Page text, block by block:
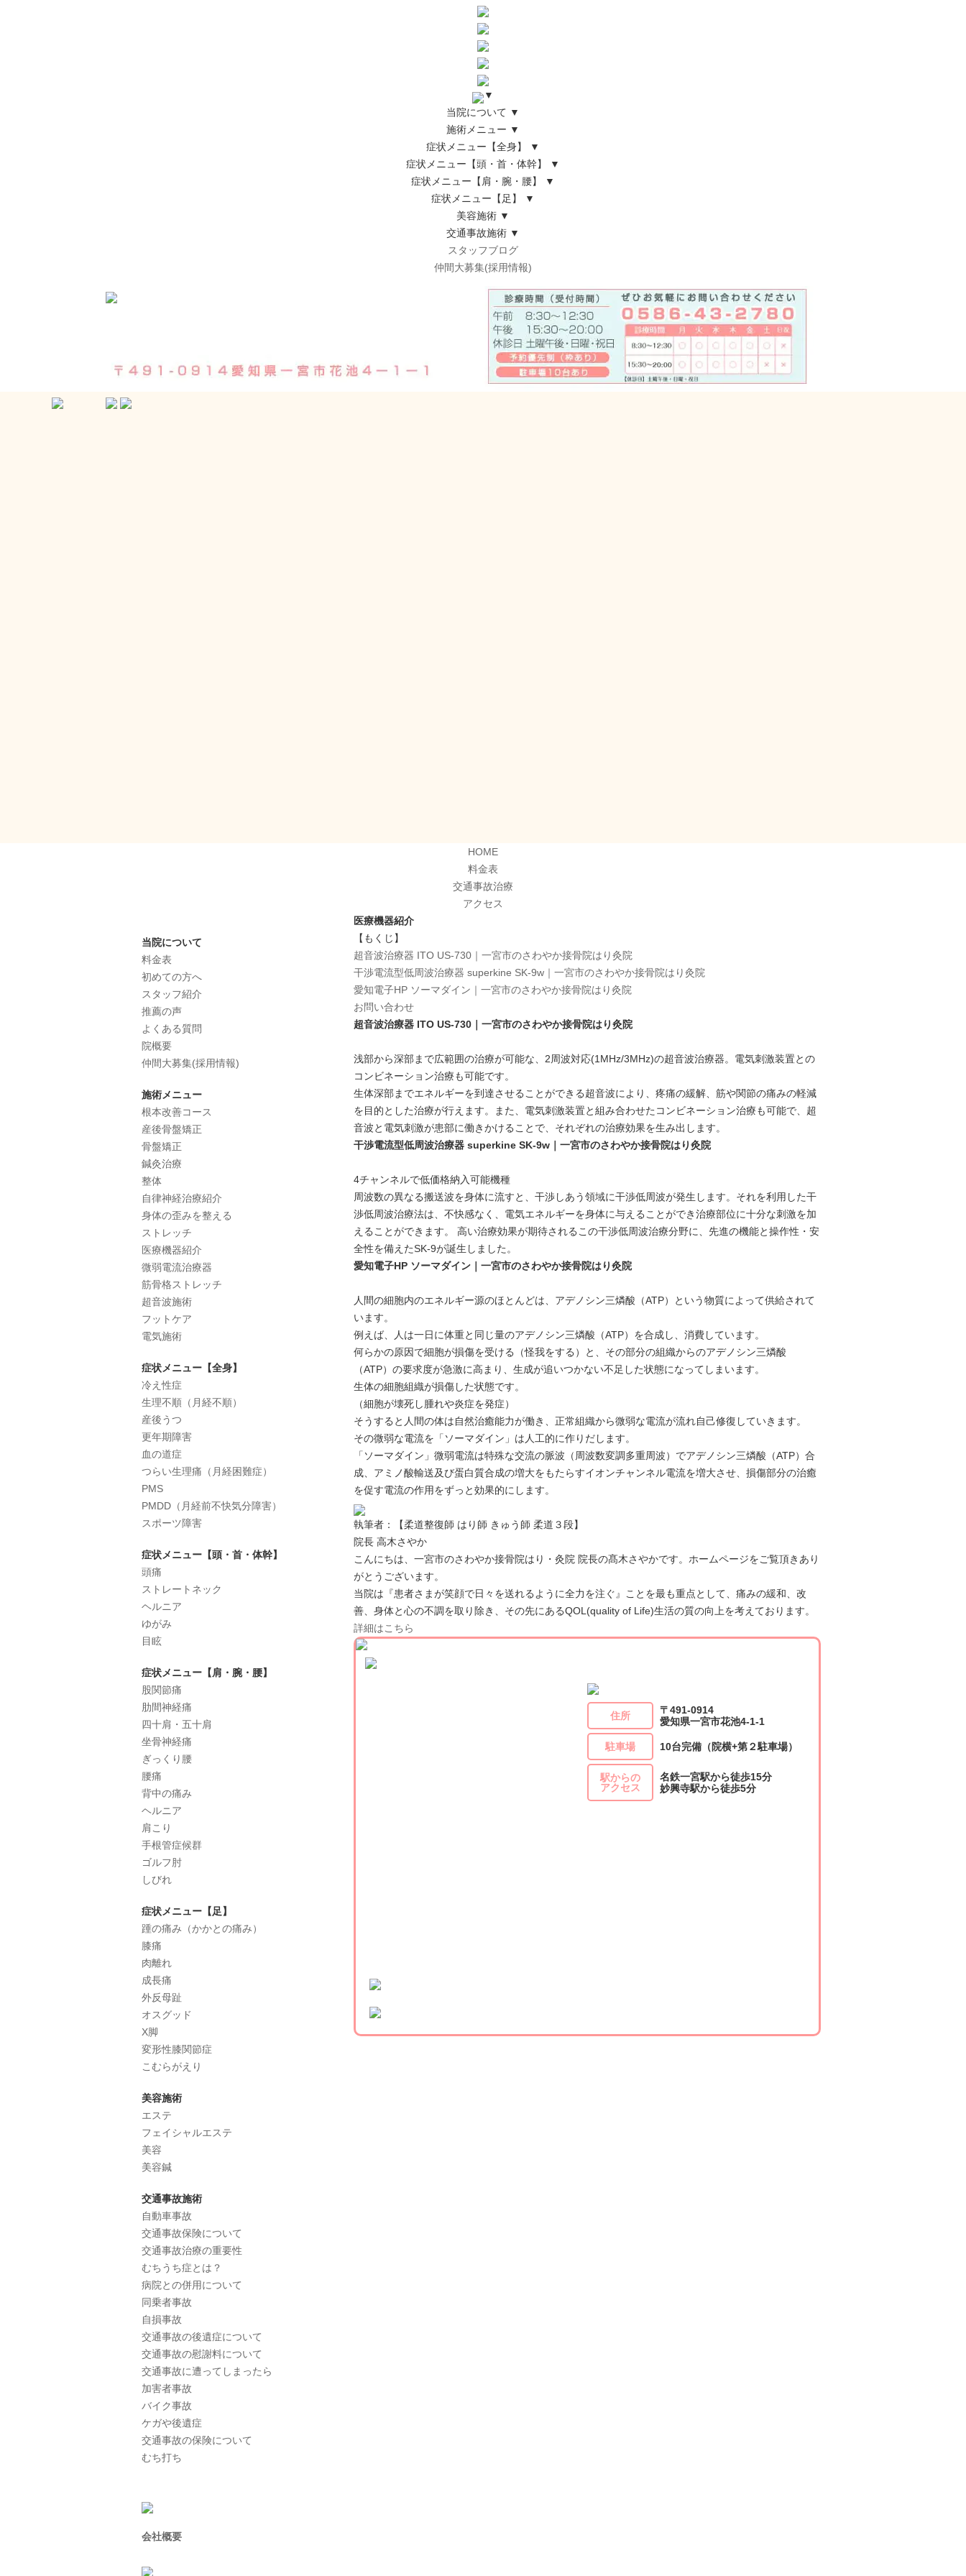
▼
当院について ▼
施術メニュー ▼
症状メニュー【全身】
▼
症状メニュー【頭・首・体幹】
▼
症状メニュー【肩・腕・腰】
▼
症状メニュー【足】
▼
美容施術 ▼
交通事故施術 ▼
スタッフブログ
仲間大募集(採用情報)
HOME
料金表
交通事故治療
アクセス
医療機器紹介
【もくじ】
超音波治療器 ITO US-730｜一宮市のさわやか接骨院はり灸院
干渉電流型低周波治療器 superkine SK-9w｜一宮市のさわやか接骨院はり灸院
愛知電子HP ソーマダイン｜一宮市のさわやか接骨院はり灸院
お問い合わせ
超音波治療器 ITO US-730｜一宮市のさわやか接骨院はり灸院
浅部から深部まで広範囲の治療が可能な、2周波対応(1MHz/3MHz)の超音波治療器。電気刺激装置との
コンビネーション治療も可能です。
生体深部までエネルギーを到達させることができる超音波により、疼痛の緩解、筋や関節の痛みの軽減
を目的とした治療が行えます。また、電気刺激装置と組み合わせたコンビネーション治療も可能で、超
音波と電気刺激が患部に働きかけることで、それぞれの治療効果を生み出します。
干渉電流型低周波治療器 superkine SK-9w｜一宮市のさわやか接骨院はり灸院
4チャンネルで低価格納入可能機種
周波数の異なる搬送波を身体に流すと、干渉しあう領域に干渉低周波が発生します。それを利用した干
渉低周波治療法は、不快感なく、電気エネルギーを身体に与えることができ治療部位に十分な刺激を加
えることができます。 高い治療効果が期待されるこの干渉低周波治療分野に、先進の機能と操作性・安
全性を備えたSK-9が誕生しました。
愛知電子HP ソーマダイン｜一宮市のさわやか接骨院はり灸院
人間の細胞内のエネルギー源のほとんどは、アデノシン三燐酸（ATP）という物質によって供給されて
います。
例えば、人は一日に体重と同じ量のアデノシン三燐酸（ATP）を合成し、消費しています。
何らかの原因で細胞が損傷を受ける（怪我をする）と、その部分の組織からのアデノシン三燐酸
（ATP）の要求度が急激に高まり、生成が追いつかない不足した状態になってしまいます。
生体の細胞組織が損傷した状態です。
（細胞が壊死し腫れや炎症を発症）
そうすると人間の体は自然治癒能力が働き、正常組織から微弱な電流が流れ自己修復していきます。
その微弱な電流を「ソーマダイン」は人工的に作りだします。
「ソーマダイン」微弱電流は特殊な交流の脈波（周波数変調多重周波）でアデノシン三燐酸（ATP）合
成、アミノ酸輸送及び蛋白質合成の増大をもたらすイオンチャンネル電流を増大させ、損傷部分の治癒
を促す電流の作用をずっと効果的にします。
執筆者：【柔道整復師 はり師 きゅう師 柔道３段】
院長 高木さやか
こんにちは、一宮市のさわやか接骨院はり・灸院 院長の髙木さやかです。ホームページをご覧頂きあり
がとうございます。
当院は『患者さまが笑顔で日々を送れるように全力を注ぐ』ことを最も重点として、痛みの緩和、改
善、身体と心の不調を取り除き、その先にあるQOL(quality of Life)生活の質の向上を考えております。
詳細はこちら
住所
〒491-0914
愛知県一宮市花池4-1-1
駐車場 10台完備（院横+第２駐車場）
駅からの
アクセス
名鉄一宮駅から徒歩15分
妙興寺駅から徒歩5分
当院について
料金表
初めての方へ
スタッフ紹介
推薦の声
よくある質問
院概要
仲間大募集(採用情報)
施術メニュー
根本改善コース
産後骨盤矯正
骨盤矯正
鍼灸治療
整体
自律神経治療紹介
身体の歪みを整える
ストレッチ
医療機器紹介
微弱電流治療器
筋骨格ストレッチ
超音波施術
フットケア
電気施術
症状メニュー【全身】
冷え性症
生理不順（月経不順）
産後うつ
更年期障害
血の道症
つらい生理痛（月経困難症）
PMS
PMDD（月経前不快気分障害）
スポーツ障害
症状メニュー【頭・首・体幹】
頭痛
ストレートネック
ヘルニア
ゆがみ
目眩
症状メニュー【肩・腕・腰】
股関節痛
肋間神経痛
四十肩・五十肩
坐骨神経痛
ぎっくり腰
腰痛
背中の痛み
ヘルニア
肩こり
手根管症候群
ゴルフ肘
しびれ
症状メニュー【足】
踵の痛み（かかとの痛み）
膝痛
肉離れ
成長痛
外反母趾
オスグッド
X脚
変形性膝関節症
こむらがえり
美容施術
エステ
フェイシャルエステ
美容
美容鍼
交通事故施術
自動車事故
交通事故保険について
交通事故治療の重要性
むちうち症とは？
病院との併用について
同乗者事故
自損事故
交通事故の後遺症について
交通事故の慰謝料について
交通事故に遭ってしまったら
加害者事故
バイク事故
ケガや後遺症
交通事故の保険について
むち打ち
会社概要